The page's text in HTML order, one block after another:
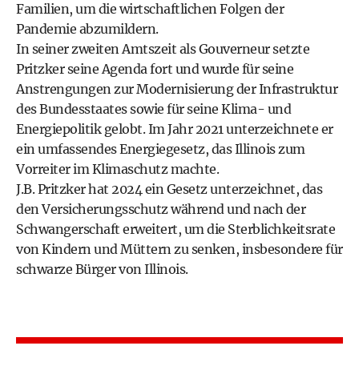
Familien, um die wirtschaftlichen Folgen der
Pandemie abzumildern.
In seiner zweiten Amtszeit als Gouverneur setzte
Pritzker seine Agenda fort und wurde für seine
Anstrengungen zur Modernisierung der Infrastruktur
des Bundesstaates sowie für seine Klima- und
Energiepolitik gelobt. Im Jahr 2021 unterzeichnete er
ein umfassendesEnergiegesetz, das Illinois zum
Vorreiter im Klimaschutz machte.
J.B. Pritzker hat 2024 ein Gesetz unterzeichnet, das
den Versicherungsschutz während und nach der
Schwangerschaft erweitert, um die Sterblichkeitsrate
von Kindern und Müttern zu senken, insbesondere für
schwarze Bürger von Illinois.